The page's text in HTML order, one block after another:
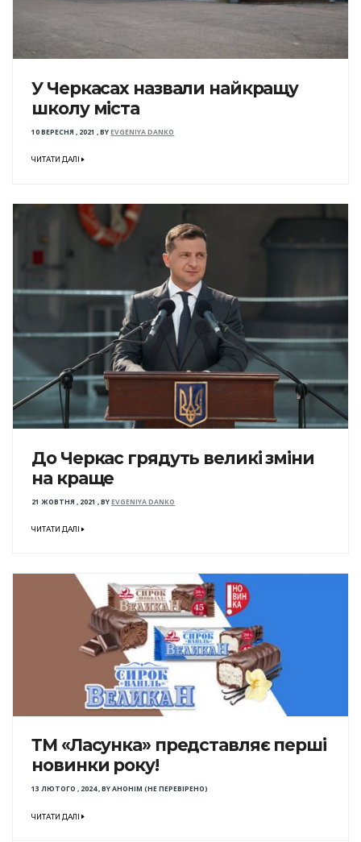
У Черкасах назвали найкращу
школу міста
10 ВЕРЕСНЯ , 2021 ,BYEVGENIYA DANKO
ЧИТАТИ ДАЛІ
До Черкас грядуть великі зміни
на краще
21 ЖОВТНЯ , 2021 ,BYEVGENIYA DANKO
ЧИТАТИ ДАЛІ
ТМ «Ласунка» представляє перші
новинки року!
13 ЛЮТОГО , 2024,BYАНОНІМ (НЕ ПЕРЕВІРЕНО)
ЧИТАТИ ДАЛІ